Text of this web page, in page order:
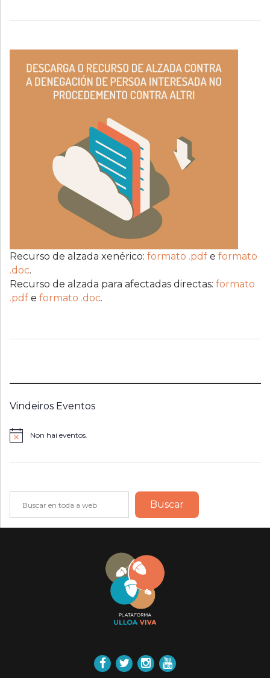
Recurso de alzada xenérico: formato .pdf e formato
.doc.
Recurso de alzada para afectadas directas: formato
.pdf e formato .doc.
Vindeiros Eventos
Notice Non hai eventos.
Buscar